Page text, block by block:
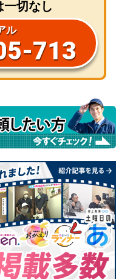
一切なし
ル
713